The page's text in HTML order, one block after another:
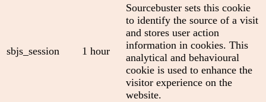
sbjs_session 1 hour
Sourcebuster sets this cookie
to identify the source of a visit
and stores user action
information in cookies. This
analytical and behavioural
cookie is used to enhance the
visitor experience on the
website.